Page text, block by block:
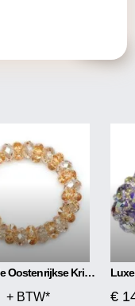
Luxe Mode Oostenrijkse Kristallen Armband
+ BTW*
€